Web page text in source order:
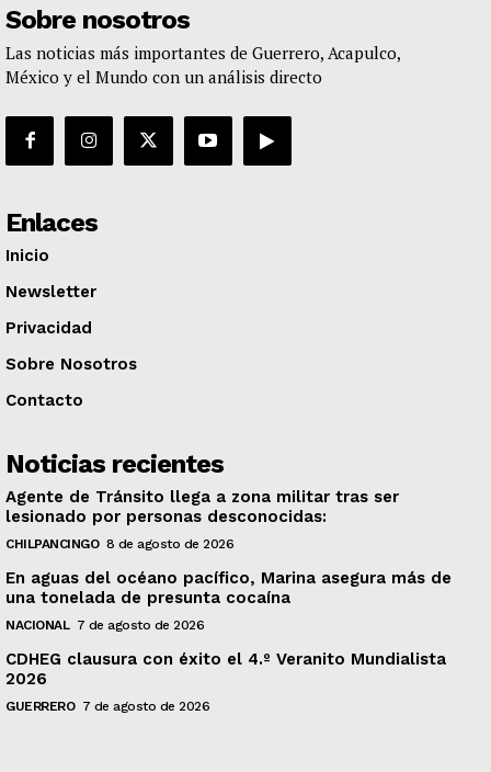
Sobre nosotros
Las noticias más importantes de Guerrero, Acapulco,
México y el Mundo con un análisis directo
Enlaces
Inicio
Newsletter
Privacidad
Sobre Nosotros
Contacto
Noticias recientes
Agente de Tránsito llega a zona militar tras ser
lesionado por personas desconocidas:
CHILPANCINGO 8 de agosto de 2026
En aguas del océano pacífico, Marina asegura más de
una tonelada de presunta cocaína
NACIONAL 7 de agosto de 2026
CDHEG clausura con éxito el 4.º Veranito Mundialista
2026
GUERRERO 7 de agosto de 2026